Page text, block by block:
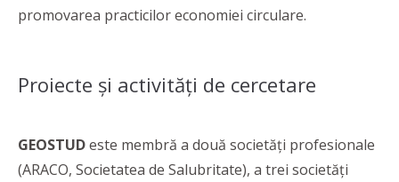
promovarea practicilor economiei circulare.
Proiecte și activități de cercetare
GEOSTUDeste membră a două societăţi profesionale
(ARACO, Societatea de Salubritate), a trei societăţi